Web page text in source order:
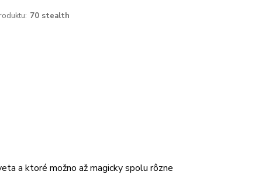
70 stealth
a ktoré možno až magicky spolu rôzne